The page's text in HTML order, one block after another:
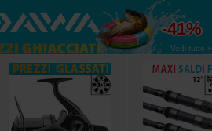
fino al
-41%
Vedi tutto »